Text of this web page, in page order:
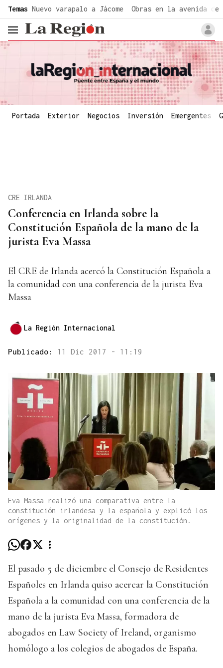
Temas Nuevo varapalo a Jácome Obras en la avenida de
header.menu.open
Portada Exterior Negocios Inversión Emergentes
Conferencia en Irlanda sobre la
Constitución Española de la mano de la
jurista Eva Massa
CRE IRLANDA
El CRE de Irlanda acercó la Constitución Española a
la comunidad con una conferencia de la jurista Eva
Massa
La Región Internacional
Publicado: 11 Dic 2017 - 11:19
Eva Massa realizó una comparativa entre la
constitución irlandesa y la española y explicó los
orígenes y la originalidad de la constitución.
El pasado 5 de diciembre el Consejo de Residentes
Españoles en Irlanda quiso acercar la Constitución
Española a la comunidad con una conferencia de la
mano de la jurista Eva Massa, formadora de
abogados en Law Society of Ireland, organismo
homólogo a los colegios de abogados de España.